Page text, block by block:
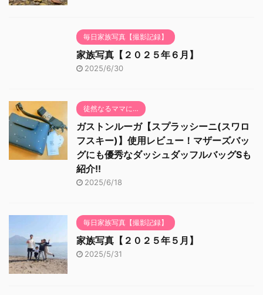
毎日家族写真【撮影記録】
家族写真【２０２５年６月】
2025/6/30
徒然なるママに…
ガストンルーガ【スプラッシーニ(スワロ
フスキー)】使用レビュー！マザーズバッ
グにも優秀なダッシュダッフルバッグSも
紹介!!
2025/6/18
毎日家族写真【撮影記録】
家族写真【２０２５年５月】
2025/5/31